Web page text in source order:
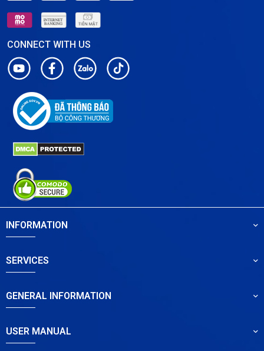
CONNECT WITH US
INFORMATION
SERVICES
GENERAL INFORMATION
USER MANUAL